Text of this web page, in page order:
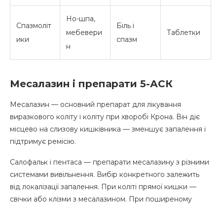
Спазмоліт
ики
Но-шпа,
мебевери
н
Біль і
спазм
Таблетки
Месалазин і препарати 5-АСК
Месалазин — основний препарат для лікування
виразкового коліту і коліту при хворобі Крона. Він діє
місцево на слизову кишківника — зменшує запалення і
підтримує ремісію.
Салофальк і пентаса — препарати месалазину з різними
системами вивільнення. Вибір конкретного залежить
від локалізації запалення. При коліті прямої кишки —
свічки або клізми з месалазином. При поширеному